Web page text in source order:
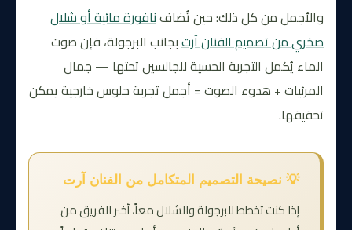
والأجمل من كل ذلك: حين تُضافنافورة مائية أو شلال
صخري من تصميم الفنان آرتبجانب البرجولة، فإن صوت
الماء يُكمل التجربة الحسية للجالسين تحتها — جمال
المرئيات + هدوء الصوت = أجمل تجربة جلوس خارجية يمكن
تحقيقها.
💡 نصيحة التصميم المتكامل من الفنان آرت
إذا كنت تخطط للبرجولة والشلال معاً، أخبر الفريق من